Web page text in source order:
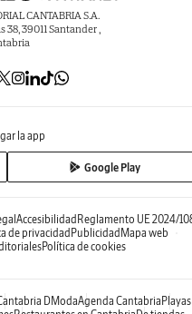
CANTABRIA S.A.
38, 39011 Santander ,
la app
Google Play
Accesibilidad Reglamento UE 2024/
de privacidad Publicidad Mapa web
Política de cookies
DModaAgenda Cantabria Playas